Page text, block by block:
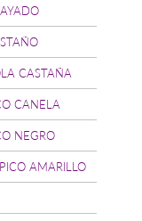
CASTAÑA
CANELA
NEGRO
AMARILLO